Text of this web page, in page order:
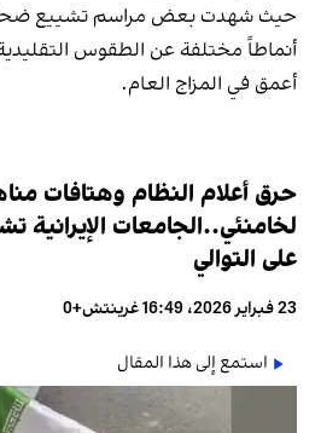
حيث شهدت بعض مراسم تشييع
أنماطاً مختلفة عن الطقوس
أعمق في المزاج العام.
حرق أعلام النظام وهتافات
لخامنئي..الجامعات الإيرانية
على التوالي
23 فبراير 2026، 16:49 غرينتش+0
استمع إلى هذا المقال